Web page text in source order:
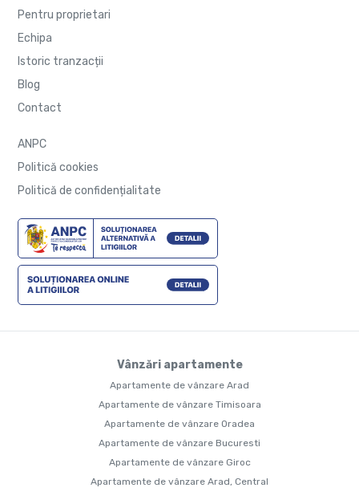
Pentru proprietari
Echipa
Istoric tranzacții
Blog
Contact
ANPC
Politică cookies
Politică de confidențialitate
Vânzări apartamente
Apartamente de vânzare Arad
Apartamente de vânzare Timisoara
Apartamente de vânzare Oradea
Apartamente de vânzare Bucuresti
Apartamente de vânzare Giroc
Apartamente de vânzare Arad, Central